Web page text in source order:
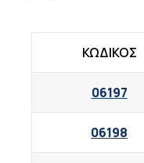
ΚΩΔΙΚΟΣ
06197
06198